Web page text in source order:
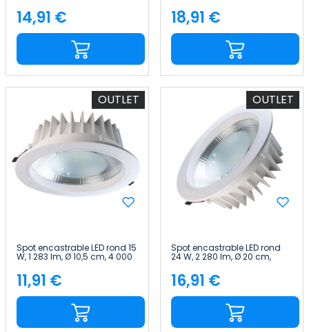
Price
14,91 € Price
18,91 €
OUTLET
Spot encastrable LED rond 15
W, 1 283 lm, Ø 10,5 cm, 4 000
Price
11,91 €
OUTLET
Spot encastrable LED rond
24 W, 2 280 lm, Ø 20 cm,
Price
16,91 €